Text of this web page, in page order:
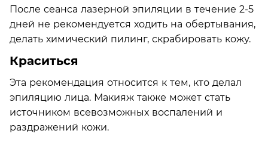
После сеанса лазерной эпиляции в течение 2-5
дней не рекомендуется ходить на обертывания,
делать химический пилинг, скрабировать кожу.
Краситься
Эта рекомендация относится к тем, кто делал
эпиляцию лица. Макияж также может стать
источником всевозможных воспалений и
раздражений кожи.